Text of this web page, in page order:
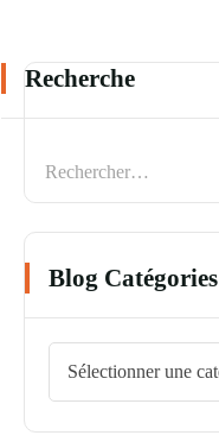
Recherche
Blog Catégories